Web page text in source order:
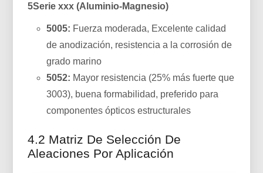
5Serie xxx (Aluminio-Magnesio)
5005: Fuerza moderada, Excelente calidad
de anodización, resistencia a la corrosión de
grado marino
5052: Mayor resistencia (25% más fuerte que
3003), buena formabilidad, preferido para
componentes ópticos estructurales
4.2 Matriz De Selección De
Aleaciones Por Aplicación